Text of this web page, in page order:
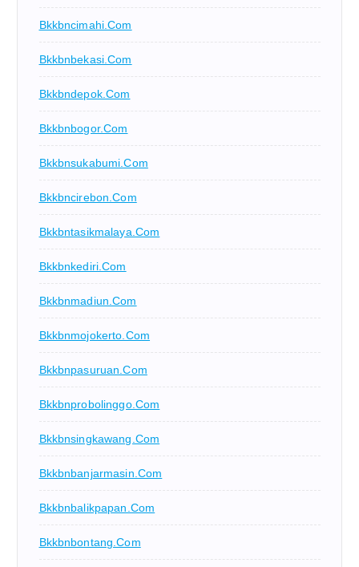
Bkkbncimahi.com
Bkkbnbekasi.com
Bkkbndepok.com
Bkkbnbogor.com
Bkkbnsukabumi.com
Bkkbncirebon.com
Bkkbntasikmalaya.com
Bkkbnkediri.com
Bkkbnmadiun.com
Bkkbnmojokerto.com
Bkkbnpasuruan.com
Bkkbnprobolinggo.com
Bkkbnsingkawang.com
Bkkbnbanjarmasin.com
Bkkbnbalikpapan.com
Bkkbnbontang.com